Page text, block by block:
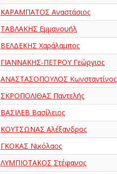
ΚΑΡΑΜΠΑΤΟΣ Αναστάσιος
ΤΑΒΛΑΚΗΣ Εμμανουήλ
ΒΕΛΔΕΚΗΣ Χαράλαμπος
ΓΙΑΝΝΑΚΗΣ-ΠΕΤΡΟΥ Γεώργιος
ΑΝΑΣΤΑΣΟΠΟΥΛΟΣ Κωνσταντίνος
ΣΚΡΟΠΟΛΙΘΑΣ Παντελής
ΒΑΣΙΛΕΒ Βασίλειος
ΚΟΥΤΣΩΝΑΣ Αλέξανδρος
ΓΚΟΚΑΣ Νικόλαος
ΛΥΜΠΙΟΤΑΚΟΣ Στέφανος